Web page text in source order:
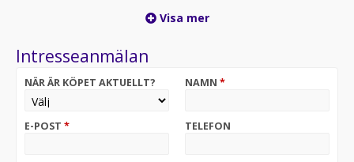
mm långt drivband garanterar följsamhet på kurviga
600R E-TEC-motorn.
Vi ordnar förmånlig finansiering
Välkommen till oss på Bohlin`s.
Visa mer
Intresseanmälan
NÄR ÄR KÖPET AKTUELLT? NAMN *
E-POST * TELEFON